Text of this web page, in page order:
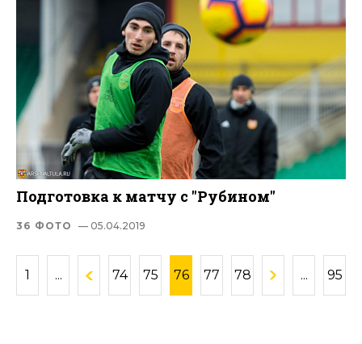
Подготовка к матчу с "Рубином"
36 ФОТО — 05.04.2019
1 ... 74 75 76 77 78 ... 95